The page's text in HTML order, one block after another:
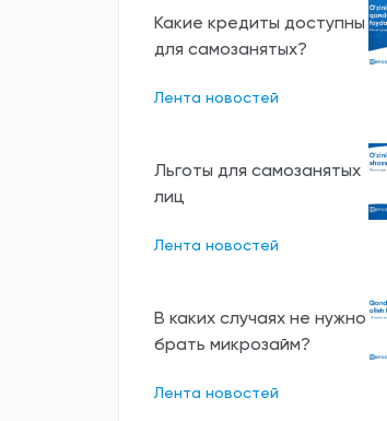
Какие кредиты доступны
для самозанятых?
Лента новостей
Льготы для самозанятых
лиц
Лента новостей
В каких случаях не нужно
брать микрозайм?
Лента новостей